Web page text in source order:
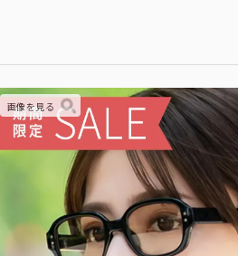
エ
2段折りミドル
ロクロの上げ下げだけで楽に開閉で